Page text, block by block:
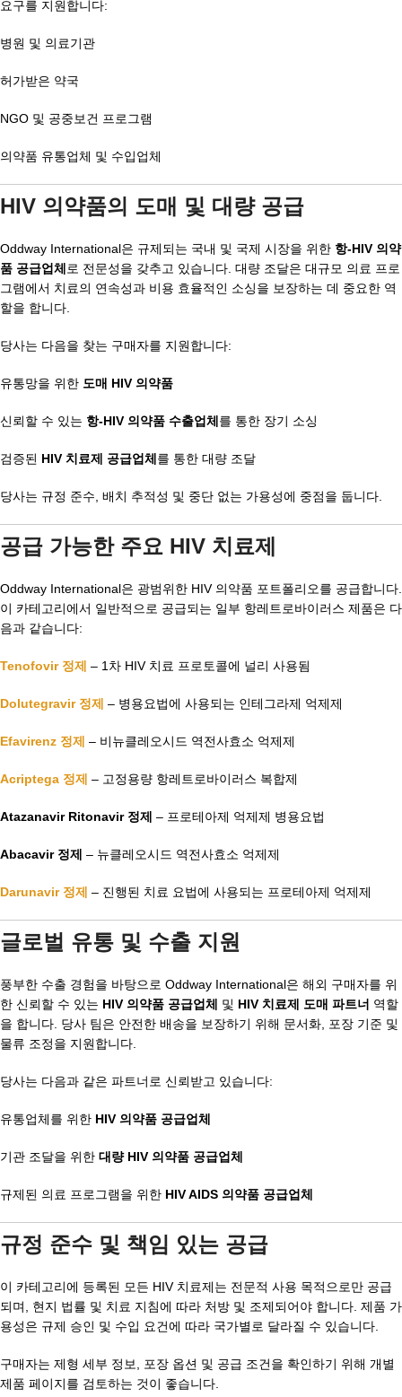
요구를 지원합니다:
병원 및 의료기관
허가받은 약국
NGO 및 공중보건 프로그램
의약품 유통업체 및 수입업체
HIV 의약품의 도매 및 대량 공급
Oddway International은 규제되는 국내 및 국제 시장을 위한 항-HIV 의약
품 공급업체 로 전문성을 갖추고 있습니다. 대량 조달은 대규모 의료 프로
그램에서 치료의 연속성과 비용 효율적인 소싱을 보장하는 데 중요한 역
할을 합니다.
당사는 다음을 찾는 구매자를 지원합니다:
유통망을 위한 도매 HIV 의약품
신뢰할 수 있는 항-HIV 의약품 수출업체 를 통한 장기 소싱
검증된 HIV 치료제 공급업체 를 통한 대량 조달
당사는 규정 준수, 배치 추적성 및 중단 없는 가용성에 중점을 둡니다.
공급 가능한 주요 HIV 치료제
Oddway International은 광범위한 HIV 의약품 포트폴리오를 공급합니다.
이 카테고리에서 일반적으로 공급되는 일부 항레트로바이러스 제품은 다
음과 같습니다:
Tenofovir 정제 – 1차 HIV 치료 프로토콜에 널리 사용됨
Dolutegravir 정제 – 병용요법에 사용되는 인테그라제 억제제
Efavirenz 정제 – 비뉴클레오시드 역전사효소 억제제
Acriptega 정제 – 고정용량 항레트로바이러스 복합제
Atazanavir Ritonavir 정제 – 프로테아제 억제제 병용요법
Abacavir 정제 – 뉴클레오시드 역전사효소 억제제
Darunavir 정제 – 진행된 치료 요법에 사용되는 프로테아제 억제제
글로벌 유통 및 수출 지원
풍부한 수출 경험을 바탕으로 Oddway International은 해외 구매자를 위
한 신뢰할 수 있는 HIV 의약품 공급업체 및 HIV 치료제 도매 파트너 역할
을 합니다. 당사 팀은 안전한 배송을 보장하기 위해 문서화, 포장 기준 및
물류 조정을 지원합니다.
당사는 다음과 같은 파트너로 신뢰받고 있습니다:
유통업체를 위한 HIV 의약품 공급업체
기관 조달을 위한 대량 HIV 의약품 공급업체
규제된 의료 프로그램을 위한 HIV AIDS 의약품 공급업체
규정 준수 및 책임 있는 공급
이 카테고리에 등록된 모든 HIV 치료제는 전문적 사용 목적으로만 공급
되며, 현지 법률 및 치료 지침에 따라 처방 및 조제되어야 합니다. 제품 가
용성은 규제 승인 및 수입 요건에 따라 국가별로 달라질 수 있습니다.
구매자는 제형 세부 정보, 포장 옵션 및 공급 조건을 확인하기 위해 개별
제품 페이지를 검토하는 것이 좋습니다.